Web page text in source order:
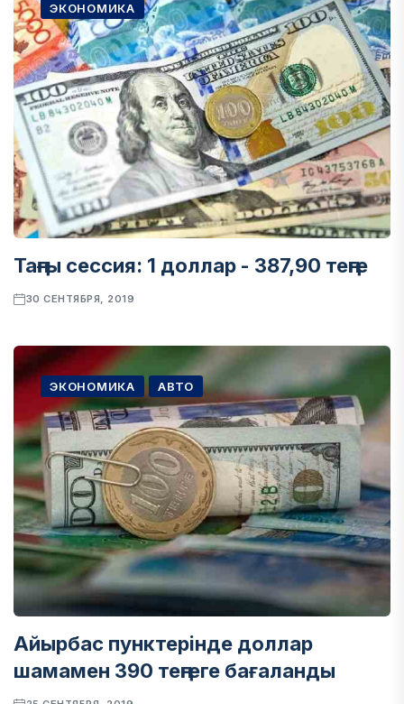
ЭКОНОМИКА
Таңғы сессия: 1 доллар - 387,90 теңге
30 СЕНТЯБРЯ, 2019
ЭКОНОМИКА АВТО
Айырбас пунктерінде доллар
шамамен 390 теңгеге бағаланды